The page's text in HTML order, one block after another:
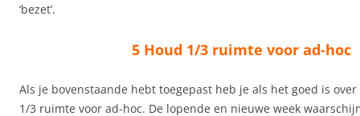
‘bezet’.
5 Houd 1/3 ruimte voor ad-hoc
Als je bovenstaande hebt toegepast heb je als het goed is over
1/3 ruimte voor ad-hoc. De lopende en nieuwe week